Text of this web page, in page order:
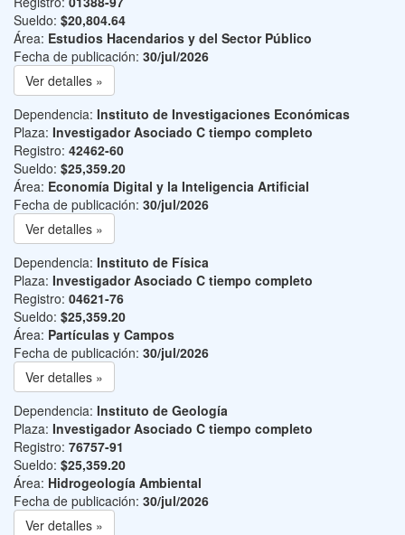
Sueldo: $20,804.64
Área: Estudios Hacendarios y del Sector Público
Fecha de publicación: 30/jul/2026
Ver detalles »
Dependencia: Instituto de Investigaciones Económicas
Plaza: Investigador Asociado C tiempo completo
Registro: 42462-60
Sueldo: $25,359.20
Área: Economía Digital y la Inteligencia Artificial
Fecha de publicación: 30/jul/2026
Ver detalles »
Dependencia: Instituto de Física
Plaza: Investigador Asociado C tiempo completo
Registro: 04621-76
Sueldo: $25,359.20
Área: Partículas y Campos
Fecha de publicación: 30/jul/2026
Ver detalles »
Dependencia: Instituto de Geología
Plaza: Investigador Asociado C tiempo completo
Registro: 76757-91
Sueldo: $25,359.20
Área: Hidrogeología Ambiental
Fecha de publicación: 30/jul/2026
Ver detalles »